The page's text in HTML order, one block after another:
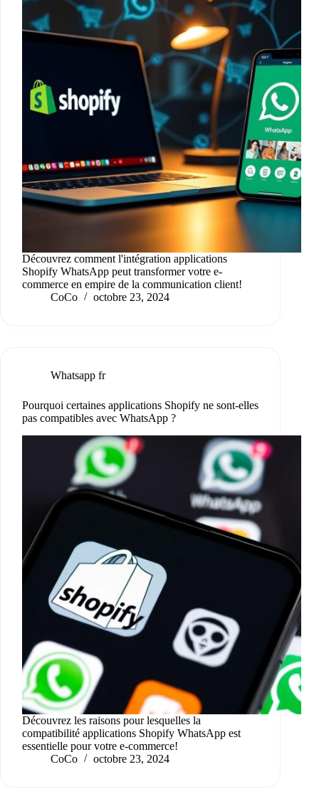
Découvrez comment l'intégration applications
Shopify WhatsApp peut transformer votre e-
commerce en empire de la communication client!
CoCo
octobre 23, 2024
Whatsapp fr
Pourquoi certaines applications Shopify ne sont-elles
pas compatibles avec WhatsApp ?
Découvrez les raisons pour lesquelles la
compatibilité applications Shopify WhatsApp est
essentielle pour votre e-commerce!
CoCo
octobre 23, 2024